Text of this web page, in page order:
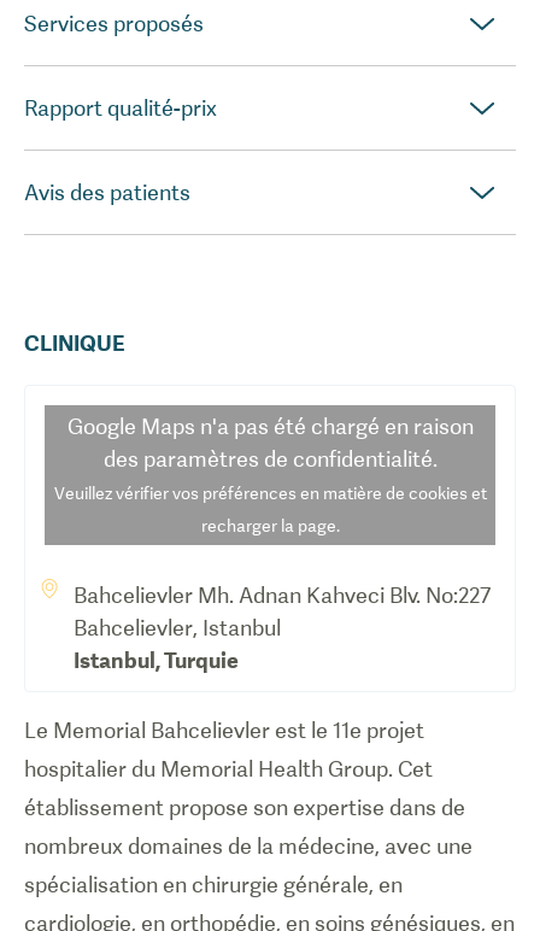
Services proposés
Rapport qualité-prix
Avis des patients
CLINIQUE
Google Maps n'a pas été chargé en raison
des paramètres de confidentialité.
Veuillez vérifier vos préférences en matière de cookies et
recharger la page.
Bahcelievler Mh. Adnan Kahveci Blv. No:227
Bahcelievler, Istanbul
Istanbul ,Turquie
Le Memorial Bahcelievler est le 11e projet
hospitalier du Memorial Health Group. Cet
établissement propose son expertise dans de
nombreux domaines de la médecine, avec une
spécialisation en chirurgie générale, en
cardiologie, en orthopédie, en soins génésiques, en